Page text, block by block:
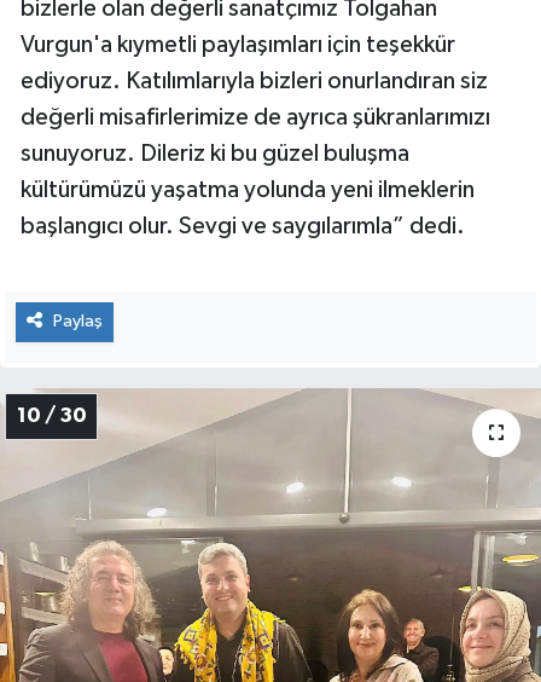
bizlerle olan değerli sanatçımız Tolgahan
Vurgun'a kıymetli paylaşımları için teşekkür
ediyoruz. Katılımlarıyla bizleri onurlandıran siz
değerli misafirlerimize de ayrıca şükranlarımızı
sunuyoruz. Dileriz ki bu güzel buluşma
kültürümüzü yaşatma yolunda yeni ilmeklerin
başlangıcı olur. Sevgi ve saygılarımla” dedi.
Paylaş
10 / 30